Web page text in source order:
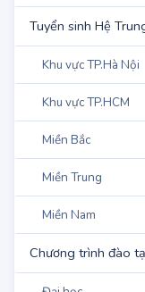
Đào tạo sư phạm
Tuyển sinh Hệ
Khu vực TP.Hà Nội
Khu vực TP.HCM
Miền Bắc
Miền Trung
Miền Nam